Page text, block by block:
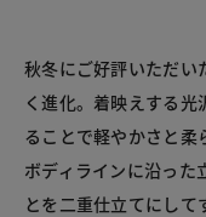
秋冬にご好評いただい
く進化。着映えする
ることで軽やかさと柔
ボディラインに沿った
とを二重仕立てにして